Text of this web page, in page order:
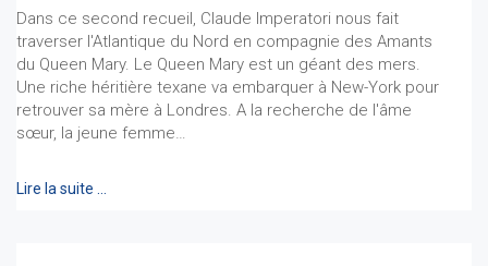
Dans ce second recueil, Claude Imperatori nous fait
traverser l'Atlantique du Nord en compagnie des Amants
du Queen Mary. Le Queen Mary est un géant des mers.
Une riche héritière texane va embarquer à New-York pour
retrouver sa mère à Londres. A la recherche de l'âme
sœur, la jeune femme…
Lire la suite …